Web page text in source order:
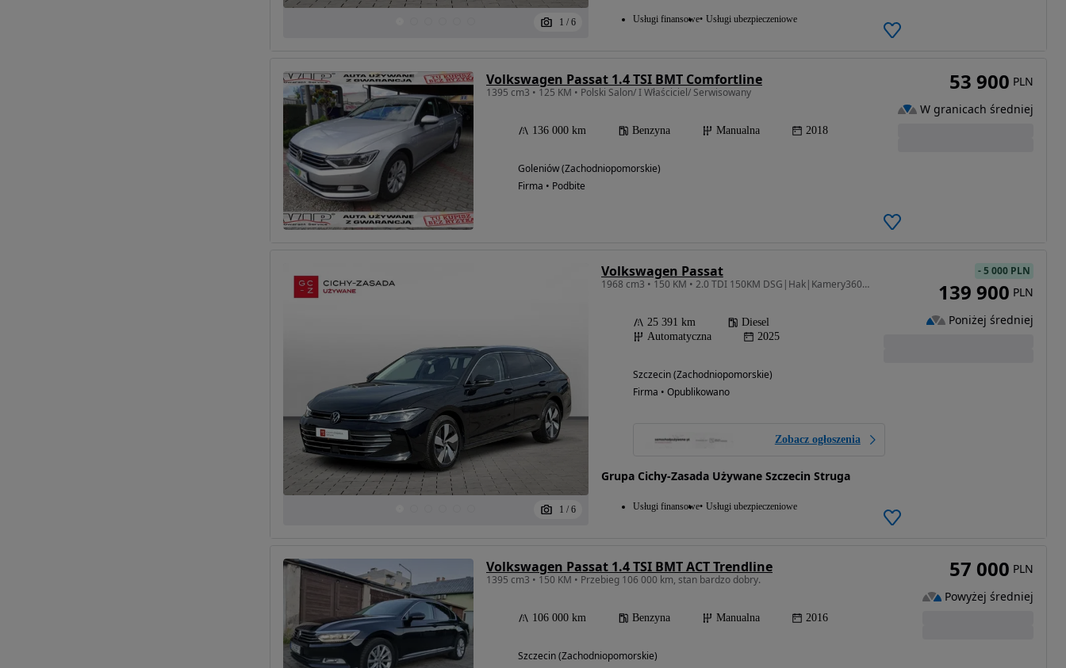
1 / 6 Usługi finansowe Usługi ubezpieczeniowe
Volkswagen Passat 1.4 TSI BMT Comfortline
1395 cm3 • 125 KM • Polski Salon/ I Właściciel/ Serwisowany
136 000 km Benzyna Manualna 2018
Goleniów (Zachodniopomorskie)
Firma • Podbite
53 900 PLN
W granicach średniej
1 / 6
Volkswagen Passat
1968 cm3 • 150 KM • 2.0 TDI 150KM DSG|Hak|Kamery360|Android|Virtual|Gwarancja|FV23%
25 391 km
Diesel
Automatyczna
2025
Szczecin (Zachodniopomorskie)
Firma • Opublikowano
Zobacz ogłoszenia
Grupa Cichy-Zasada Używane Szczecin Struga
Usługi finansowe Usługi ubezpieczeniowe
-5 000 PLN
139 900 PLN
Poniżej średniej
Volkswagen Passat 1.4 TSI BMT ACT Trendline
1395 cm3 • 150 KM • Przebieg 106 000 km, stan bardzo dobry.
106 000 km Benzyna Manualna 2016
Szczecin (Zachodniopomorskie)
57 000 PLN
Powyżej średniej